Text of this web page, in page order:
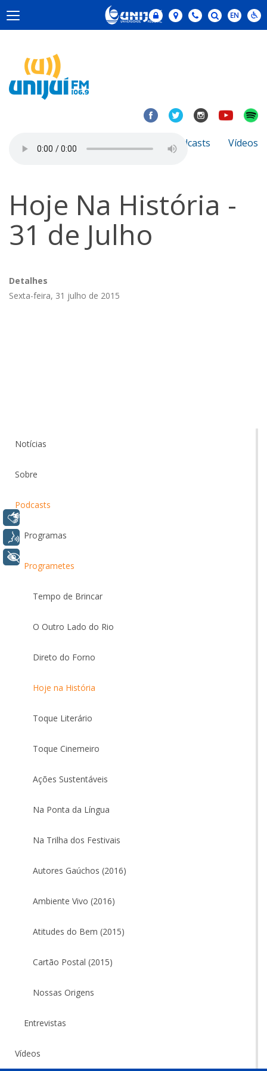
Notícias Podcasts Vídeos
Hoje Na História -
31 de Julho
Detalhes
Sexta-feira, 31 julho de 2015
Notícias
Sobre
Podcasts
Programas
Programetes
Tempo de Brincar
O Outro Lado do Rio
Direto do Forno
Hoje na História
Toque Literário
Toque Cinemeiro
Ações Sustentáveis
Na Ponta da Língua
Na Trilha dos Festivais
Autores Gaúchos (2016)
Ambiente Vivo (2016)
Atitudes do Bem (2015)
Cartão Postal (2015)
Nossas Origens
Entrevistas
Vídeos
Voz